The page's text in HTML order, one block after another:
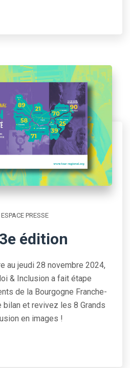
ESPACE PRESSE
édition
au jeudi 28 novembre 2024,
& Inclusion a fait étape
de la Bourgogne Franche-
bilan et revivez les 8 Grands
en images !